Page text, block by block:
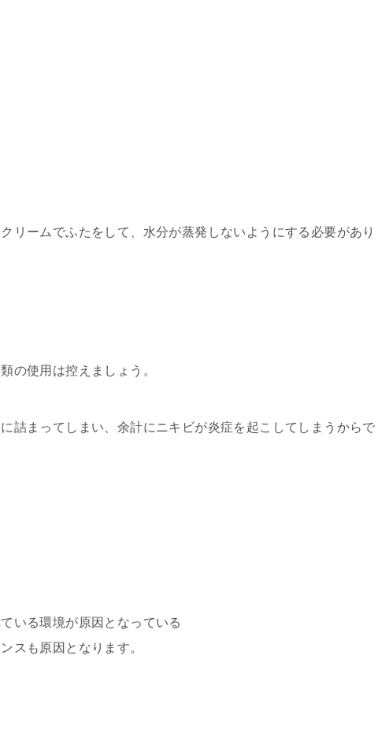
リームでふたをして、水分が蒸発しないようにする必要があり
の使用は控えましょう。
詰まってしまい、余計にニキビが炎症を起こしてしまうからで
いる環境が原因となっている
スも原因となります。